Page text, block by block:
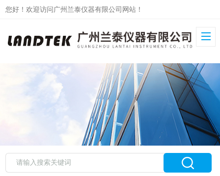
您好！欢迎访问广州兰泰仪器有限公司网站！